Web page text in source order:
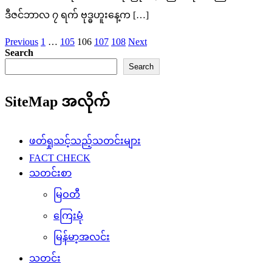
ဒီဇင်ဘာလ ၇ ရက် ဗုဒ္ဓဟူးနေ့က […]
Posts
pagination
Previous 1 … 105 106 107 108 Next
Search
Search
SiteMap အလိုက်
ဖတ်ရှုသင့်သည့်သတင်းများ
FACT CHECK
သတင်းစာ
မြဝတီ
ကြေးမုံ
မြန်မာ့အလင်း
သတင်း